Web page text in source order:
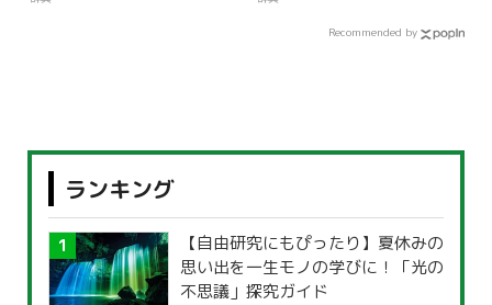
Recommended by
ランキング
【自由研究にもぴったり】夏休みの
思い出を一生モノの学びに！「光の
不思議」探究ガイド